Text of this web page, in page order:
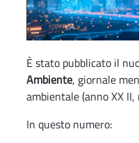
È stato pubblicato il
Ambiente, giornale
ambientale (anno XX II,
In questo numero: